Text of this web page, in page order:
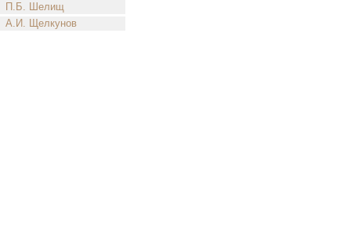
П.Б. Шелищ
А.И. Щелкунов